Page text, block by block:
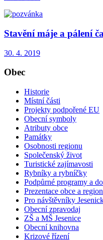
Stavění máje a pálení
30. 4. 2019
Obec
Historie
Místní části
Projekty podpořené EU
Obecní symboly
Atributy obce
Památky
Osobnosti regionu
Společenský život
Turistické zajímavosti
Rybníky a rybníčky
Podpůrné programy a
Prezentace obce a
Pro návštěvníky
Obecní zpravodaj
ZŠ a MŠ Jesenice
Obecní knihovna
Krizové řízení